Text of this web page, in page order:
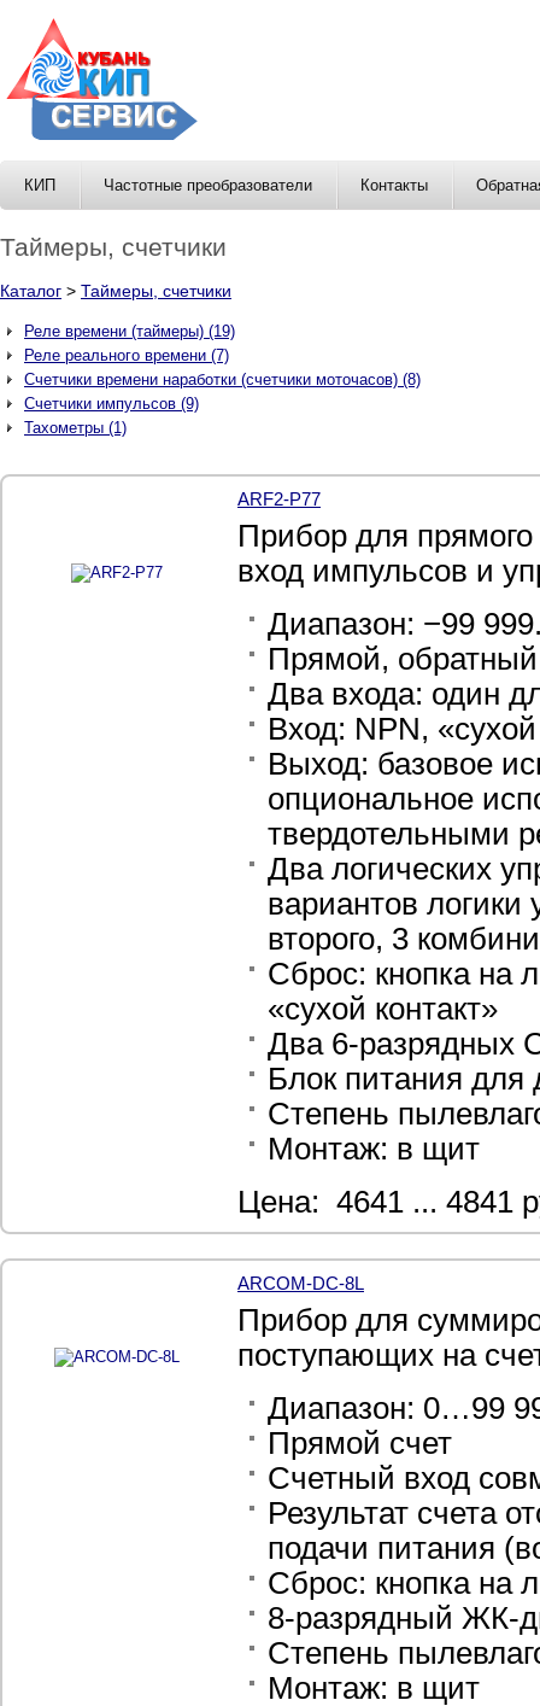
КИП Частотные преобразователи Контакты
Таймеры, счетчики
Каталог > Таймеры, счетчики
Реле времени (таймеры) (19)
Реле реального времени (7)
Счетчики времени наработки (счетчики моточасов) (8)
Счетчики импульсов (9)
Тахометры (1)
ARF2-P77
Прибор для
вход импульсов и
Диапазон: −99
Прямой,
Два входа: один
Вход: NPN, «сухой
Выход: базовое
опциональное
твердотельными
Два логических
вариантов логики
второго, 3
Сброс: кнопка на
«сухой контакт»
Два 6-разрядных
Блок питания для
Степень
Монтаж: в щит
Цена: 4641 ... 4841
ARCOM-DC-8L
Прибор для
поступающих на
Диапазон: 0…99
Прямой счет
Счетный вход
Результат счета
подачи питания
Сброс: кнопка на
8-разрядный ЖК-
Степень
Монтаж: в щит